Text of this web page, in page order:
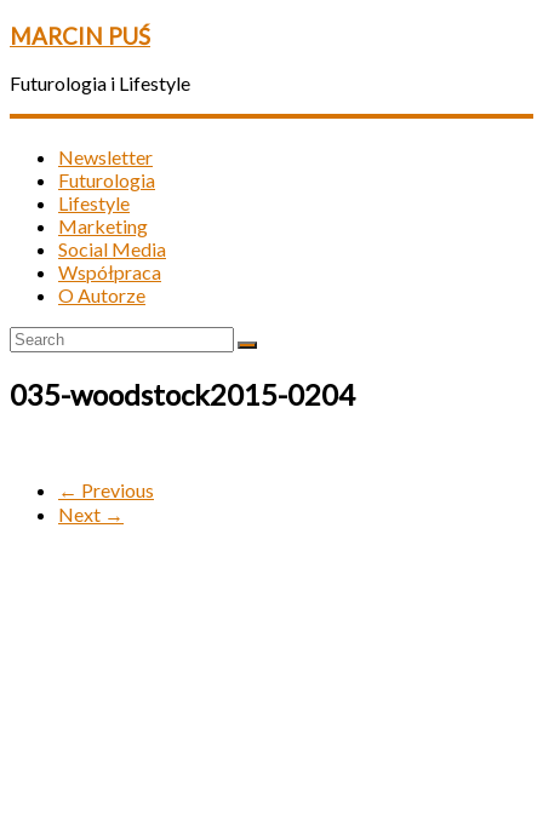
MARCIN PUŚ
Futurologia i Lifestyle
Newsletter
Futurologia
Lifestyle
Marketing
Social Media
Współpraca
O Autorze
035-woodstock2015-0204
← Previous
Next →